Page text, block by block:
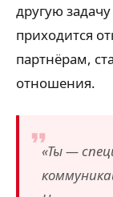
другую
приходится
партнёрам,
отношения.
«Ты —